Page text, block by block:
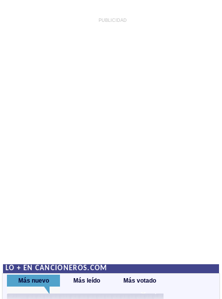
PUBLICIDAD
LO + EN CANCIONEROS.COM
Más nuevo Más leído Más votado